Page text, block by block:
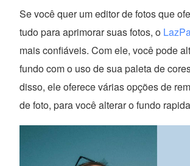
Se você quer um editor de fotos que
tudo para aprimorar suas fotos, o
mais confiáveis. Com ele, você pode
fundo com o uso de sua paleta de
disso, ele oferece várias opções de
de foto, para você alterar o fundo